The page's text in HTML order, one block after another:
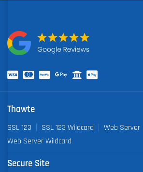
Thawte
SSL 123 SSL 123 Wildcard Web Server
Web Server Wildcard
Secure Site